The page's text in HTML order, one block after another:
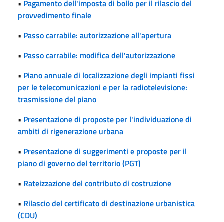
• Pagamento dell'imposta di bollo per il rilascio del
provvedimento finale
• Passo carrabile: autorizzazione all'apertura
• Passo carrabile: modifica dell'autorizzazione
• Piano annuale di localizzazione degli impianti fissi
per le telecomunicazioni e per la radiotelevisione:
trasmissione del piano
• Presentazione di proposte per l'individuazione di
ambiti di rigenerazione urbana
• Presentazione di suggerimenti e proposte per il
piano di governo del territorio (PGT)
• Rateizzazione del contributo di costruzione
• Rilascio del certificato di destinazione urbanistica
(CDU)